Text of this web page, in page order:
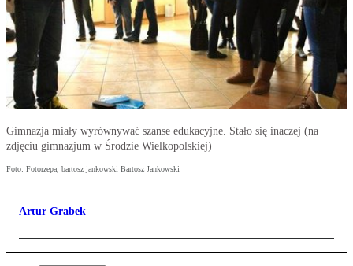
Gimnazja miały wyrównywać szanse edukacyjne. Stało się inaczej (na
zdjęciu gimnazjum w Środzie Wielkopolskiej)
Foto: Fotorzepa, bartosz jankowski Bartosz Jankowski
Artur Grabek